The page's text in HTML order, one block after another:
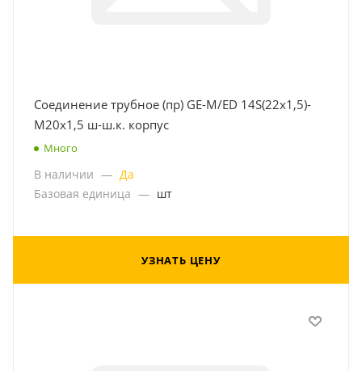
Соединение трубное (пр) GE-M/ED 14S(22x1,5)-
M20x1,5 ш-ш.к. корпус
Много
В наличии — Да
Базовая единица — шт
УЗНАТЬ ЦЕНУ